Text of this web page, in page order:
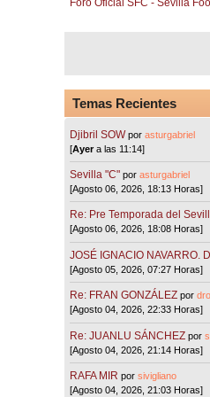
Foro Oficial SFC - Sevilla
Temas Recientes
Djibril SOW porasturgabriel
[Ayera las 11:14]
Sevilla "C"porasturgabriel
[Agosto 06, 2026, 18:13 Horas]
Re: Pre Temporada del
[Agosto 06, 2026, 18:08 Horas]
JOSÉ IGNACIO NAVARRO.
[Agosto 05, 2026, 07:27 Horas]
Re: FRAN GONZÁLEZ por
[Agosto 04, 2026, 22:33 Horas]
Re: JUANLU SÁNCHEZ por
[Agosto 04, 2026, 21:14 Horas]
RAFA MIR porsivigliano
[Agosto 04, 2026, 21:03 Horas]